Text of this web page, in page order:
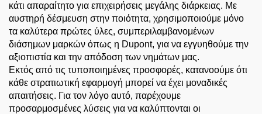
κάτι απαραίτητο για επιχειρήσεις μεγάλης διάρκειας. Με
αυστηρή δέσμευση στην ποιότητα, χρησιμοποιούμε μόνο
τα καλύτερα πρώτες ύλες, συμπεριλαμβανομένων
διάσημων μαρκών όπως η Dupont, για να εγγυηθούμε την
αξιοπιστία και την απόδοση των νημάτων μας.
Εκτός από τις τυποποιημένες προσφορές, κατανοούμε ότι
κάθε στρατιωτική εφαρμογή μπορεί να έχει μοναδικές
απαιτήσεις. Για τον λόγο αυτό, παρέχουμε
προσαρμοσμένες λύσεις για να καλύπτονται οι